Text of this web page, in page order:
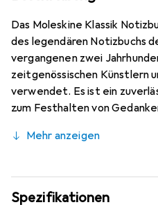
Das Moleskine Klassik
des legendären Notizbuchs
vergangenen zwei
zeitgenössischen Künstlern
verwendet. Es ist ein
zum Festhalten von
Verschliessen. erweiterbare
säurefrei, elfenbeinweiss.
Mehr anzeigen
Spezifikationen